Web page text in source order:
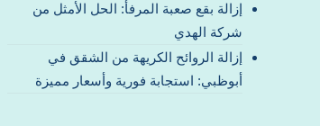
إزالة بقع صعبة المرفأ: الحل الأمثل من
شركة الهدي
إزالة الروائح الكريهة من الشقق في
أبوظبي: استجابة فورية وأسعار مميزة